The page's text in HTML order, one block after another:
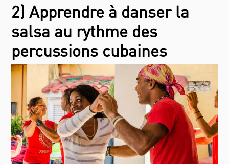
2) Apprendre à danser la
salsa au rythme des
percussions cubaines